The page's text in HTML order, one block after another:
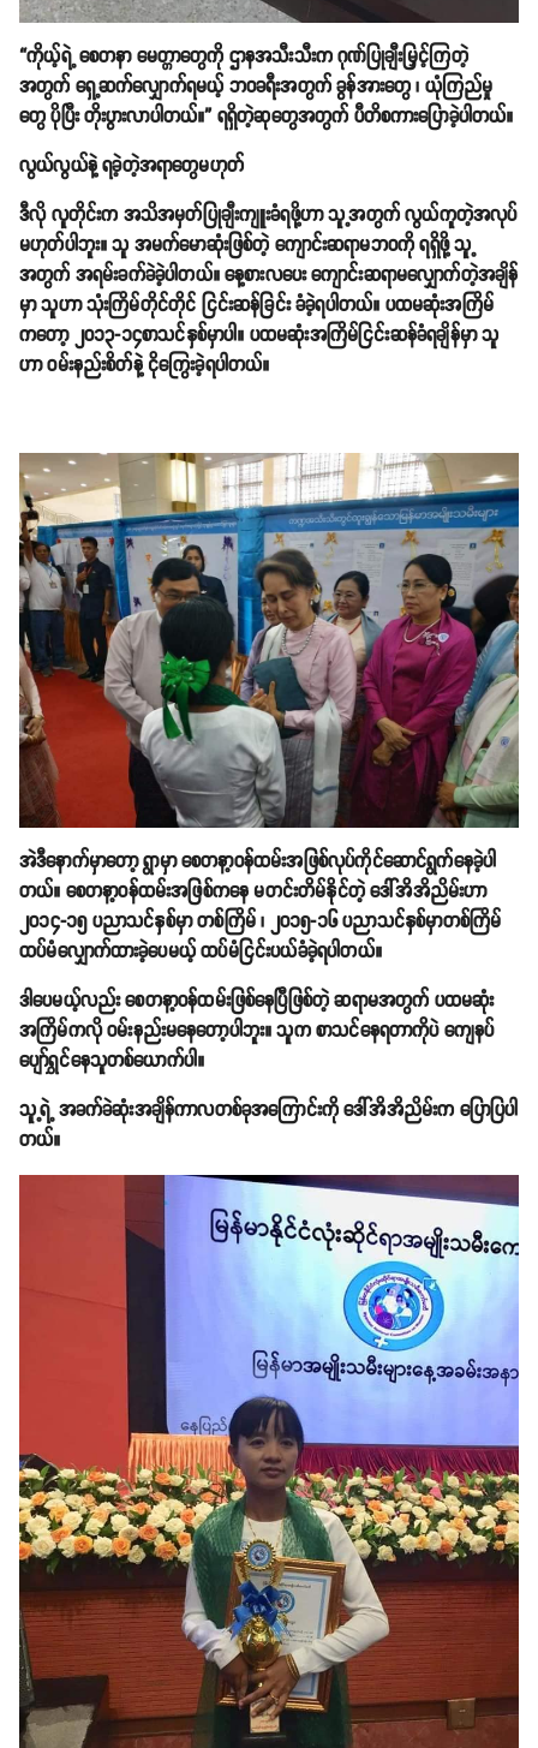
“ကိုယ့်ရဲ့ စေတနာ မေတ္တာတွေကို ဌာနအသီးသီးက ဂုဏ်ပြုချီးမြှင့်ကြတဲ့
အတွက် ရှေ့ဆက်လျှောက်ရမယ့် ဘဝခရီးအတွက် ခွန်အားတွေ ၊ ယုံကြည်မှု
တွေ ပိုပြီး တိုးပွားလာပါတယ်။” ရရှိတဲ့ဆုတွေအတွက် ပီတိစကားပြောခဲ့ပါတယ်။
လွယ်လွယ်နဲ့ ရခဲ့တဲ့အရာတွေမဟုတ်
ဒီလို လူတိုင်းက အသိအမှတ်ပြုချီးကျူးခံရဖို့ဟာ သူ့အတွက် လွယ်ကူတဲ့အလုပ်
မဟုတ်ပါဘူး။ သူ အမက်မောဆုံးဖြစ်တဲ့ ကျောင်းဆရာမဘဝကို ရရှိဖို့ သူ့
အတွက် အရမ်းခက်ခဲခဲ့ပါတယ်။ နေ့စားလပေး ကျောင်းဆရာမလျှောက်တဲ့အချိန်
မှာ သူဟာ သုံးကြိမ်တိုင်တိုင် ငြင်းဆန်ခြင်း ခံခဲ့ရပါတယ်။ ပထမဆုံးအကြိမ်
ကတော့ ၂၀၁၃-၁၄စာသင်နှစ်မှာပါ။ ပထမဆုံးအကြိမ်ငြင်းဆန်ခံရချိန်မှာ သူ
ဟာ ဝမ်းနည်းစိတ်နဲ့ ငိုကြွေးခဲ့ရပါတယ်။
အဲဒီနောက်မှာတော့ ရွာမှာ စေတနာ့ဝန်ထမ်းအဖြစ်လုပ်ကိုင်ဆောင်ရွက်နေခဲ့ပါ
တယ်။ စေတနာ့ဝန်ထမ်းအဖြစ်ကနေ မတင်းတိမ်နိုင်တဲ့ ဒေါ်အိအိညိမ်းဟာ
၂၀၁၄-၁၅ ပညာသင်နှစ်မှာ တစ်ကြိမ် ၊ ၂၀၁၅-၁၆ ပညာသင်နှစ်မှာတစ်ကြိမ်
ထပ်မံလျှောက်ထားခဲ့ပေမယ့် ထပ်မံငြင်းပယ်ခံခဲ့ရပါတယ်။
ဒါပေမယ့်လည်း စေတနာ့ဝန်ထမ်းဖြစ်နေပြီဖြစ်တဲ့ ဆရာမအတွက် ပထမဆုံး
အကြိမ်ကလို ဝမ်းနည်းမနေတော့ပါဘူး။ သူက စာသင်နေရတာကိုပဲ ကျေနပ်
ပျော်ရွှင်နေသူတစ်ယောက်ပါ။
သူ့ရဲ့ အခက်ခဲဆုံးအချိန်ကာလတစ်ခုအကြောင်းကို ဒေါ်အိအိညိမ်းက ပြောပြပါ
တယ်။